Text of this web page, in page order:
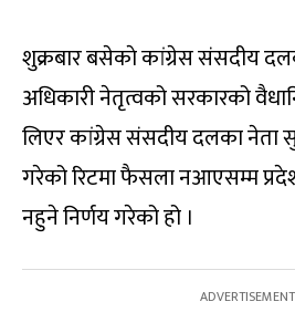
शुक्रबार बसेकाे कांग्रेस संसदीय
अधिकारी नेतृत्वको सरकारको
लिएर कांग्रेस संसदीय दलका नेता
गरेको रिटमा फैसला नआएसम्म
नहुने निर्णय गरेको हो ।